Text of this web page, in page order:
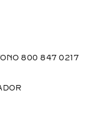
800 847 0217